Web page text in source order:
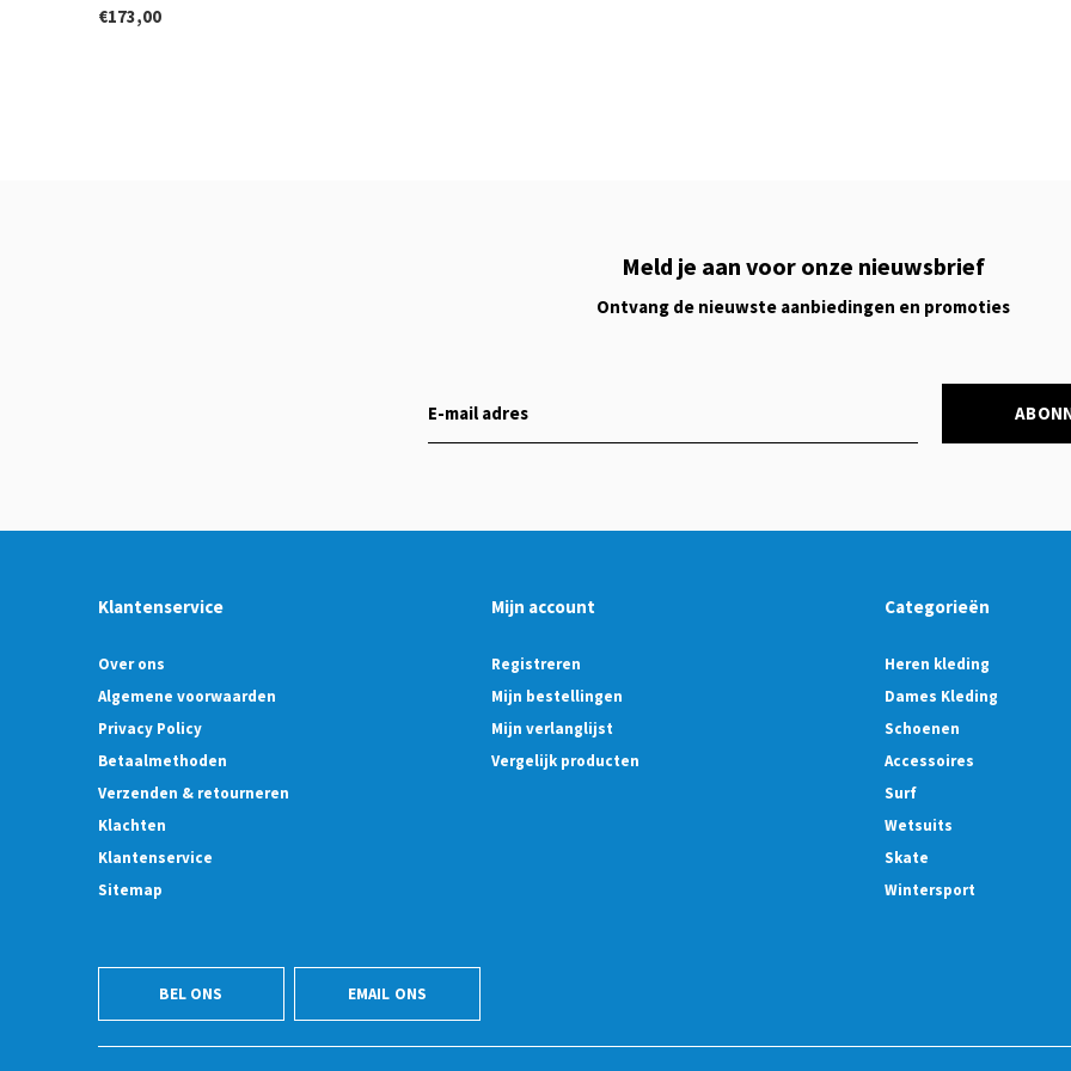
€173,00
Meld je aan voor onze nieuwsbrief
Ontvang de nieuwste aanbiedingen en promoties
Klantenservice
Over ons
Algemene voorwaarden
Privacy Policy
Betaalmethoden
Verzenden & retourneren
Klachten
Klantenservice
Sitemap
Mijn account
Registreren
Mijn bestellingen
Mijn verlanglijst
Vergelijk producten
Categorieën
Heren kleding
Dames Kleding
Schoenen
Accessoires
Surf
Wetsuits
Skate
Wintersport
BEL ONS EMAIL ONS